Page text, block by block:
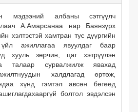
мэдээний албаны сэтгүүлч
А.Амарсанаа нар Баянзүрх
хэлтэстэй хамтран тус дүүргийн
үйл ажиллагаа явуулдаг баар
хууль зөрчин, цаг хэтрүүлэн
талаар сурвалжилж явахад
халдлагад өртөж,
хүнд гэмтэл авсөн бөгөөд
болтол эвдэлсэн